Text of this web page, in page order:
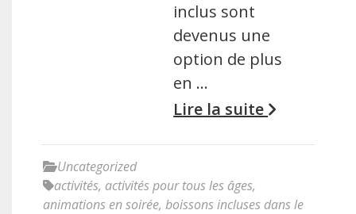
inclus sont
devenus une
option de plus
en …
Lire la suite
Uncategorized
activités, activités pour tous les âges,
animations en soirée, boissons incluses dans le